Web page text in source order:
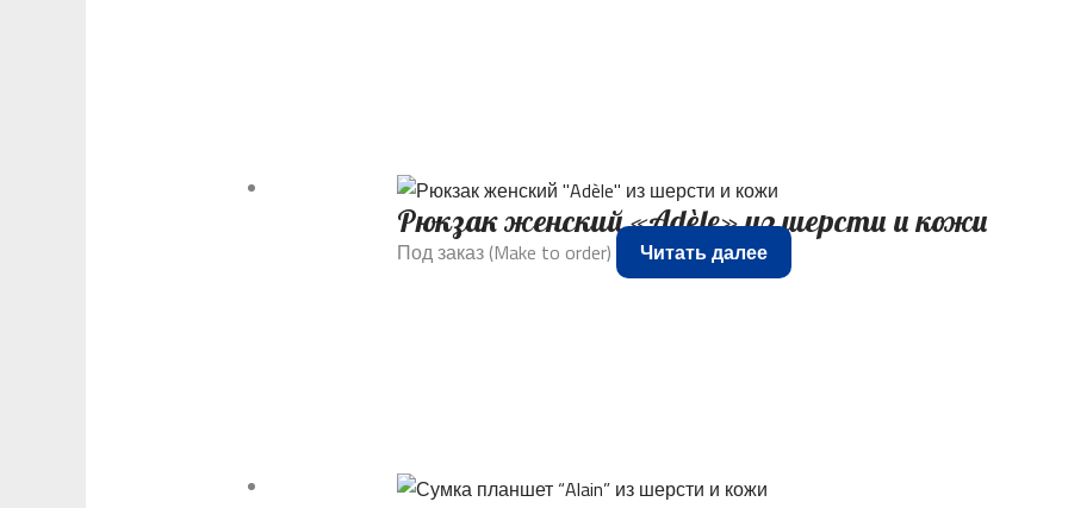
Рюкзак женский «Adèle» из шерсти и кожи
Под заказ (Make to order) Читать далее